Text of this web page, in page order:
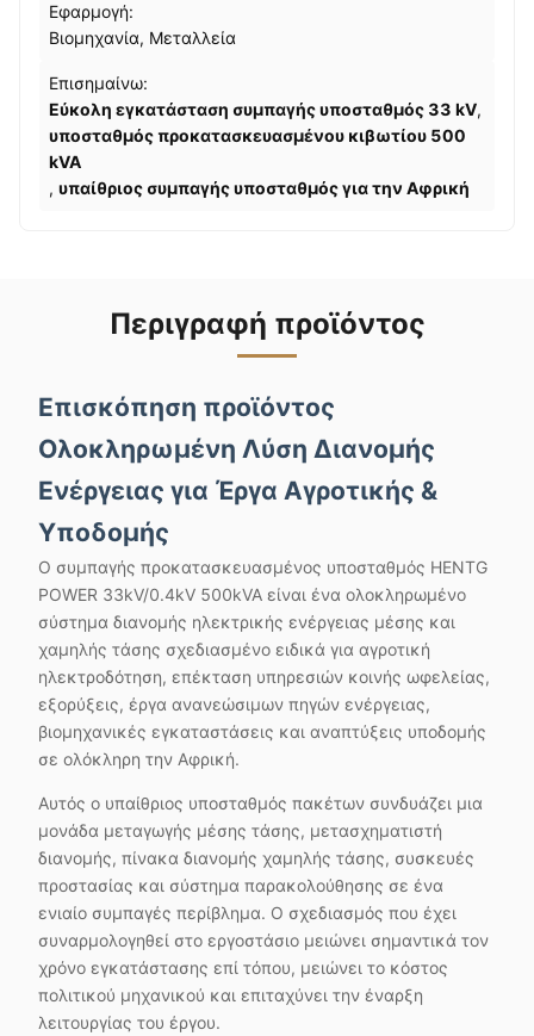
Εφαρμογή:
Βιομηχανία, Μεταλλεία
Επισημαίνω:
Εύκολη εγκατάσταση συμπαγής υποσταθμός 33 kV,
υποσταθμός προκατασκευασμένου κιβωτίου 500
kVA
, υπαίθριος συμπαγής υποσταθμός για την Αφρική
Περιγραφή προϊόντος
Επισκόπηση προϊόντος
Ολοκληρωμένη Λύση Διανομής
Ενέργειας για Έργα Αγροτικής &
Υποδομής
Ο συμπαγής προκατασκευασμένος υποσταθμός HENTG
POWER 33kV/0.4kV 500kVA είναι ένα ολοκληρωμένο
σύστημα διανομής ηλεκτρικής ενέργειας μέσης και
χαμηλής τάσης σχεδιασμένο ειδικά για αγροτική
ηλεκτροδότηση, επέκταση υπηρεσιών κοινής ωφελείας,
εξορύξεις, έργα ανανεώσιμων πηγών ενέργειας,
βιομηχανικές εγκαταστάσεις και αναπτύξεις υποδομής
σε ολόκληρη την Αφρική.
Αυτός ο υπαίθριος υποσταθμός πακέτων συνδυάζει μια
μονάδα μεταγωγής μέσης τάσης, μετασχηματιστή
διανομής, πίνακα διανομής χαμηλής τάσης, συσκευές
προστασίας και σύστημα παρακολούθησης σε ένα
ενιαίο συμπαγές περίβλημα. Ο σχεδιασμός που έχει
συναρμολογηθεί στο εργοστάσιο μειώνει σημαντικά τον
χρόνο εγκατάστασης επί τόπου, μειώνει το κόστος
πολιτικού μηχανικού και επιταχύνει την έναρξη
λειτουργίας του έργου.